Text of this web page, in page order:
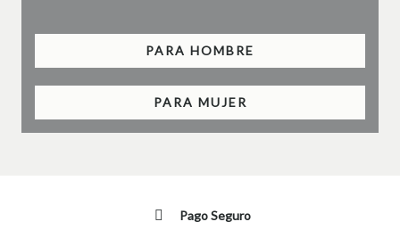
PARA HOMBRE
PARA MUJER
Pago Seguro